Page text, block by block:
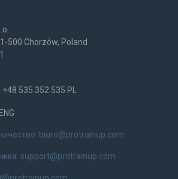
500 Chorzów, Poland
535 352 535 PL
biuro@protrainup.com
support@protrainup.com